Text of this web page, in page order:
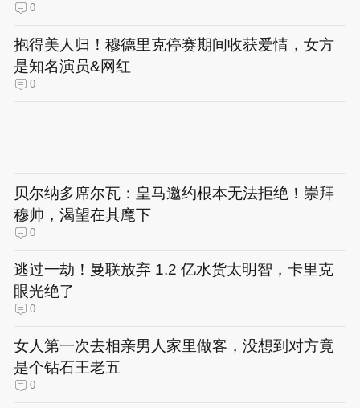
0
抱得美人归！穆德里克停赛期间收获爱情，女方
是知名演员&网红
0
贝尔纳多席尔瓦：皇马邀约根本无法拒绝！崇拜
穆帅，渴望在其麾下
0
逃过一劫！曼联放弃 1.2 亿水货太明智，卡里克
眼光绝了
0
女人第一次去相亲男人家里做客，没想到对方竟
是个钻石王老五
0